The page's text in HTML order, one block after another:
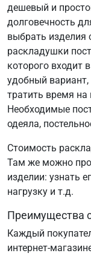
дешевый и
долговечность
выбрать изделия
раскладушки
которого входит
удобный
тратить время
Необходимые
одеяла,
Стоимость
Там же можно
изделии: узнать
нагрузку и т.д.
Преимущества
Каждый
интернет-